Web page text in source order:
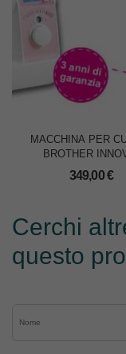
MACCHINA PER
BROTHER
NV10AM1
349,00€
Cerchi
questo